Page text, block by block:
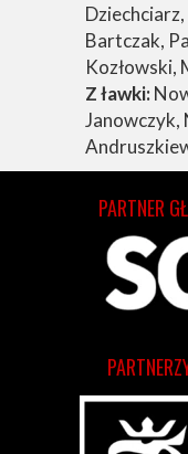
Bartczak,
Kozłowski,
Z ławki:
Janowczyk,
PARTNER